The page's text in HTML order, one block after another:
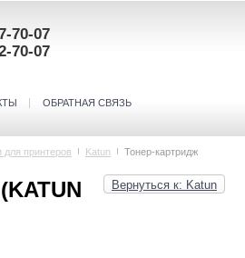
70-07
70-07
ОБРАТНАЯ СВЯЗЬ
для принтеров Katun
Тонер-картридж
Вернуться к: Katun